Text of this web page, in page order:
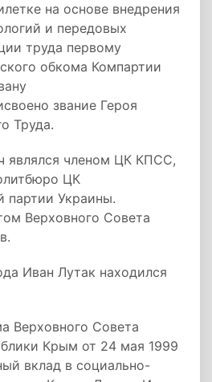
на основе внедрения
и передовых
труда первому
обкома Компартии
звание Героя
Труда.
являлся членом ЦК КПСС,
ЦК
партии Украины.
Верховного Совета
Иван Лутак находился
Верховного Совета
Крым от 24 мая 1999
вклад в социально-